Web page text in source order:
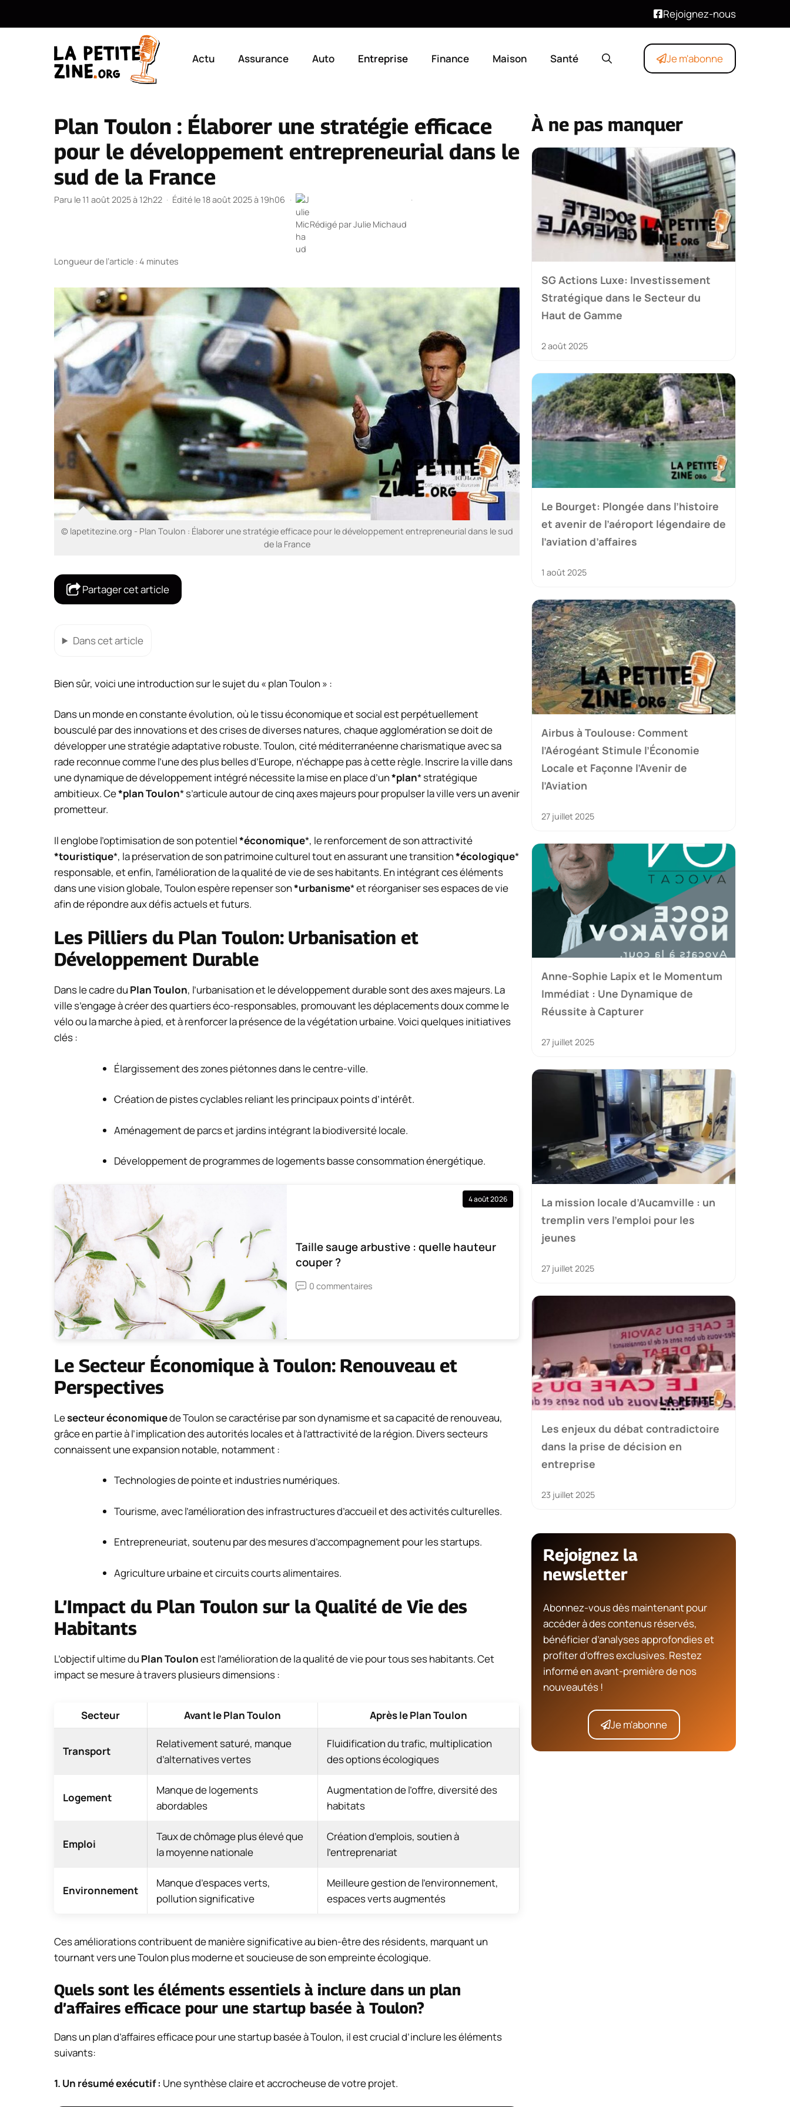
Rejoignez-nous
Actu Assurance Auto Entreprise Finance Maison Santé Je m'abonne
Plan Toulon : Élaborer une stratégie efficace
pour le développement entrepreneurial dans le
sud de la France
Paru le 11 août 2025 à 12h22 · Édité le 18 août 2025 à 19h06 ·
Rédigé parJulie Michaud
·
Longueur de l’article : 4 minutes
© lapetitezine.org - Plan Toulon : Élaborer une stratégie efficace pour le développement entrepreneurial dans le sud
de la France
Partager cet article
Dans cet article
Bien sûr, voici une introduction sur le sujet du « plan Toulon » :
Dans un monde en constante évolution, où le tissu économique et social est perpétuellement
bousculé par des innovations et des crises de diverses natures, chaque agglomération se doit de
développer une stratégie adaptative robuste. Toulon, cité méditerranéenne charismatique avec sa
rade reconnue comme l’une des plus belles d’Europe, n’échappe pas à cette règle. Inscrire la ville dans
une dynamique de développement intégré nécessite la mise en place d’un*plan* stratégique
ambitieux. Ce*plan Toulon* s’articule autour de cinq axes majeurs pour propulser la ville vers un avenir
prometteur.
Il englobe l’optimisation de son potentiel*économique*, le renforcement de son attractivité
*touristique*, la préservation de son patrimoine culturel tout en assurant une transition*écologique*
responsable, et enfin, l’amélioration de la qualité de vie de ses habitants. En intégrant ces éléments
dans une vision globale, Toulon espère repenser son*urbanisme* et réorganiser ses espaces de vie
afin de répondre aux défis actuels et futurs.
Les Pilliers du Plan Toulon: Urbanisation et
Développement Durable
Dans le cadre du Plan Toulon, l’urbanisation et le développement durable sont des axes majeurs. La
ville s’engage à créer des quartiers éco-responsables, promouvant les déplacements doux comme le
vélo ou la marche à pied, et à renforcer la présence de la végétation urbaine. Voici quelques initiatives
clés :
Élargissement des zones piétonnes dans le centre-ville.
Création de pistes cyclables reliant les principaux points d’intérêt.
Aménagement de parcs et jardins intégrant la biodiversité locale.
Développement de programmes de logements basse consommation énergétique.
4 août 2026
Taille sauge arbustive : quelle hauteur
couper ?
0 commentaires
Le Secteur Économique à Toulon: Renouveau et
Perspectives
Lesecteur économiquede Toulon se caractérise par son dynamisme et sa capacité de renouveau,
grâce en partie à l’implication des autorités locales et à l’attractivité de la région. Divers secteurs
connaissent une expansion notable, notamment :
Technologies de pointe et industries numériques.
Tourisme, avec l’amélioration des infrastructures d’accueil et des activités culturelles.
Entrepreneuriat, soutenu par des mesures d’accompagnement pour les startups.
Agriculture urbaine et circuits courts alimentaires.
L’Impact du Plan Toulon sur la Qualité de Vie des
Habitants
L’objectif ultime du Plan Toulonest l’amélioration de la qualité de vie pour tous ses habitants. Cet
impact se mesure à travers plusieurs dimensions :
Secteur Avant le Plan Toulon Après le Plan Toulon
Transport
Relativement saturé, manque
d’alternatives vertes
Fluidification du trafic, multiplication
des options écologiques
Logement
Manque de logements
abordables
Augmentation de l’offre, diversité des
habitats
Emploi
Taux de chômage plus élevé que
la moyenne nationale
Création d’emplois, soutien à
l’entreprenariat
Environnement
Manque d’espaces verts,
pollution significative
Meilleure gestion de l’environnement,
espaces verts augmentés
Ces améliorations contribuent de manière significative au bien-être des résidents, marquant un
tournant vers une Toulon plus moderne et soucieuse de son empreinte écologique.
Quels sont les éléments essentiels à inclure dans un plan
d’affaires efficace pour une startup basée à Toulon?
Dans un plan d’affaires efficace pour une startup basée à Toulon, il est crucial d’inclure les éléments
suivants:
1. Un résumé exécutif: Une synthèse claire et accrocheuse de votre projet.
À ne pas manquer
SG Actions Luxe: Investissement
Stratégique dans le Secteur du
Haut de Gamme
2 août 2025
Le Bourget: Plongée dans l’histoire
et avenir de l’aéroport légendaire de
l’aviation d’affaires
1 août 2025
Airbus à Toulouse: Comment
l’Aérogéant Stimule l’Économie
Locale et Façonne l’Avenir de
l’Aviation
27 juillet 2025
Anne-Sophie Lapix et le Momentum
Immédiat : Une Dynamique de
Réussite à Capturer
27 juillet 2025
La mission locale d’Aucamville : un
tremplin vers l’emploi pour les
jeunes
27 juillet 2025
Les enjeux du débat contradictoire
dans la prise de décision en
entreprise
23 juillet 2025
Rejoignez la
newsletter
Abonnez-vous dès maintenant pour
accéder à des contenus réservés,
bénéficier d’analyses approfondies et
profiter d’offres exclusives. Restez
informé en avant-première de nos
nouveautés !
Je m'abonne